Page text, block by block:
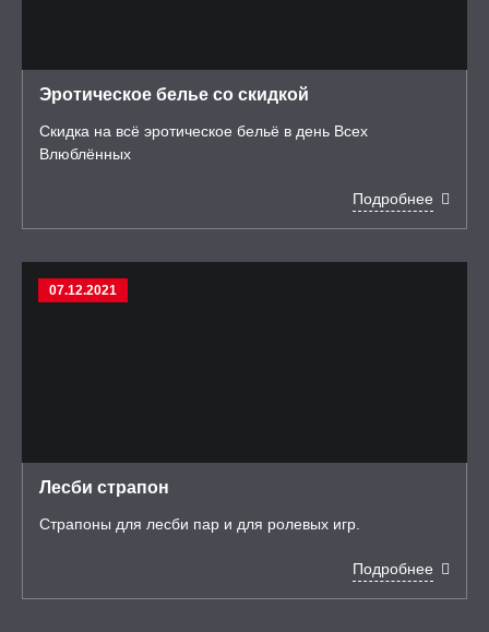
Эротическое белье со скидкой
Скидка на всё эротическое бельё в день Всех
Влюблённых
Подробнее
07.12.2021
Лесби страпон
Страпоны для лесби пар и для ролевых игр.
Подробнее